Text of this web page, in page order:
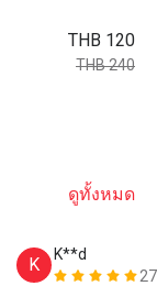
THB 120
THB 240
ดูทั้งหมด
K
K**d